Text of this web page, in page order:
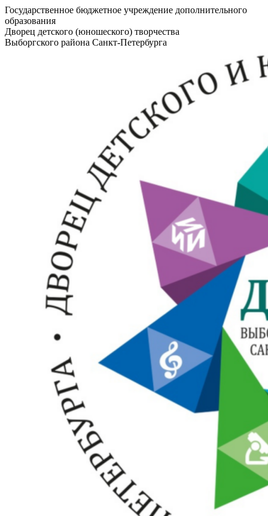
Государственное бюджетное учреждение дополнительного
образования
Дворец детского (юношеского) творчества
Выборгского района Санкт-Петербурга